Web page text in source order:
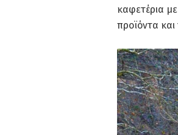
καφετέρια
προϊόντα